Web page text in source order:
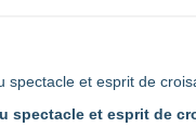
spectacle et esprit de